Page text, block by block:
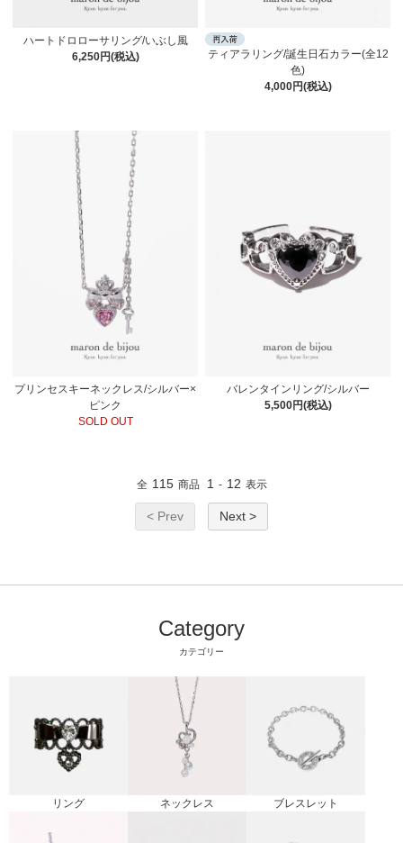
ハートドロローサリング/いぶし風
6,250円(税込)
ティアラリング/誕生日石カラー(全12
色)
4,000円(税込)
プリンセスキーネックレス/シルバー×
ピンク
SOLD OUT
バレンタインリング/シルバー
5,500円(税込)
全 115 商品 1 - 12 表示
< Prev Next >
Category
カテゴリー
リング ネックレス ブレスレット